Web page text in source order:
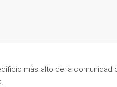
más alto de la comunidad